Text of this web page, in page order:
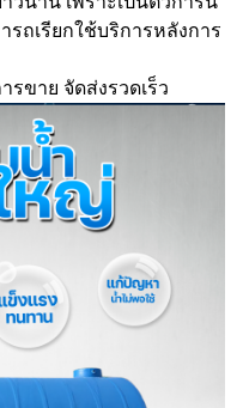
รถเรียกใช้บริการหลังการ
ขาย จัดส่งรวดเร็ว